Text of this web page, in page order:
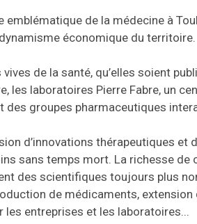
de la médecine à
économique du territoire.
de la santé, qu’elles soient
les laboratoires Pierre Fabre, un
des groupes pharmaceutiques
d’innovations thérapeutiques et
sans temps mort. La richesse de
des scientifiques toujours plus
de médicaments, extension
les entreprises et les laboratoires...